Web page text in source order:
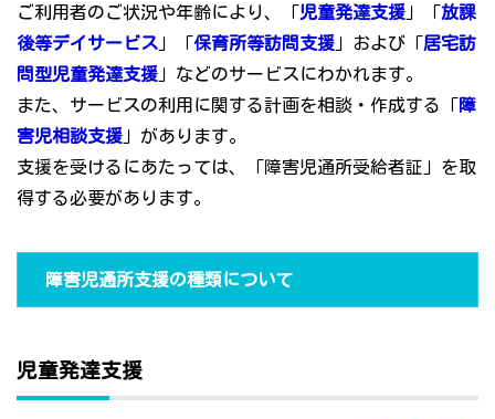
ご利用者のご状況や年齢により、「児童発達支援 」「放課
後等デイサービス 」「保育所等訪問支援 」および「居宅訪
問型児童発達支援 」などのサービスにわかれます。
また、サービスの利用に関する計画を相談・作成する「障
害児相談支援 」があります。
支援を受けるにあたっては、「障害児通所受給者証」を取
得する必要があります。
障害児通所支援の種類について
児童発達支援